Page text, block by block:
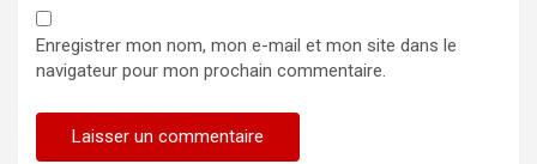
Enregistrer mon nom, mon e-mail et mon site dans le
navigateur pour mon prochain commentaire.